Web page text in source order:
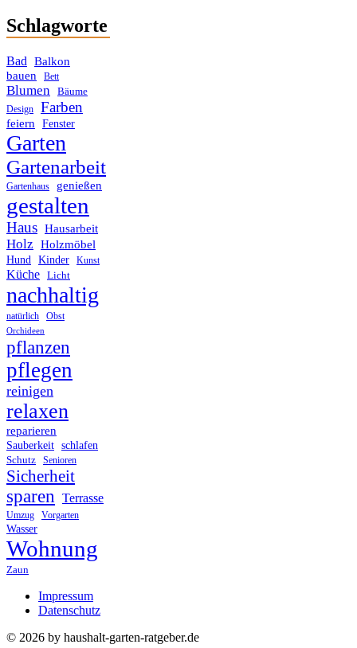
Schlagworte
Bad
Balkon
bauen
Bett
Blumen Bäume
Design Farben
feiern Fenster
Garten
Gartenarbeit
Gartenhaus genießen
gestalten
Haus Hausarbeit
Holz Holzmöbel
Hund Kinder Kunst
Küche Licht
nachhaltig
natürlich Obst
Orchideen
pflanzen
pflegen
reinigen
relaxen
reparieren
Sauberkeit schlafen
Schutz Senioren
Sicherheit
sparen Terrasse
Umzug Vorgarten
Wasser
Wohnung
Zaun
Impressum
Datenschutz
© 2026 by haushalt-garten-ratgeber.de